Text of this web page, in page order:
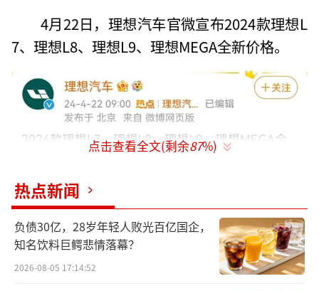
4月22日，理想汽车官微宣布2024款理想L
7、理想L8、理想L9、理想MEGA全新价格。
点击查看全文(剩余87%)
热点新闻
负债30亿，28岁年轻人败光百亿国企，
知名饮料巨鳄悲情落幕？
2026-08-05 17:14:52